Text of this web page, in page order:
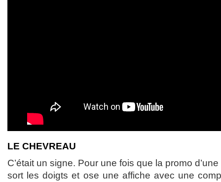
LE CHEVREAU
C’était un signe. Pour une fois que la promo
sort les doigts et ose une affiche avec une